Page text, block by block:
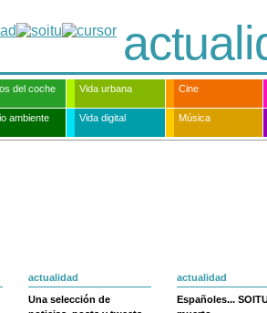
del coche Vida urbana Cine
ambiente Vida digital Música
actualidad
Una selección de
actualidad
Españoles...